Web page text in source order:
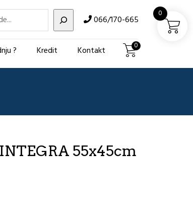
066/170-665
? Kredit Kontakt 0
55x45cm
0